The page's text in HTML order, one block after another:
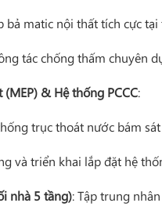
bả matic nội thất tích cực tại
tác chống thấm chuyên
& Hệ thống PCCC:
trục thoát nước bám
và triển khai lắp đặt hệ
nhà 5 tầng): Tập trung